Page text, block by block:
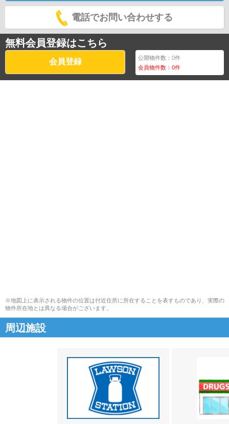
電話でお問い合わせする
無料会員登録はこちら
会員登録 公開物件数：0件
会員物件数：0件
※地図上に表示される物件の位置は付近住所に所在することを表すものであり、実際の
物件所在地とは異なる場合がございます。
周辺施設